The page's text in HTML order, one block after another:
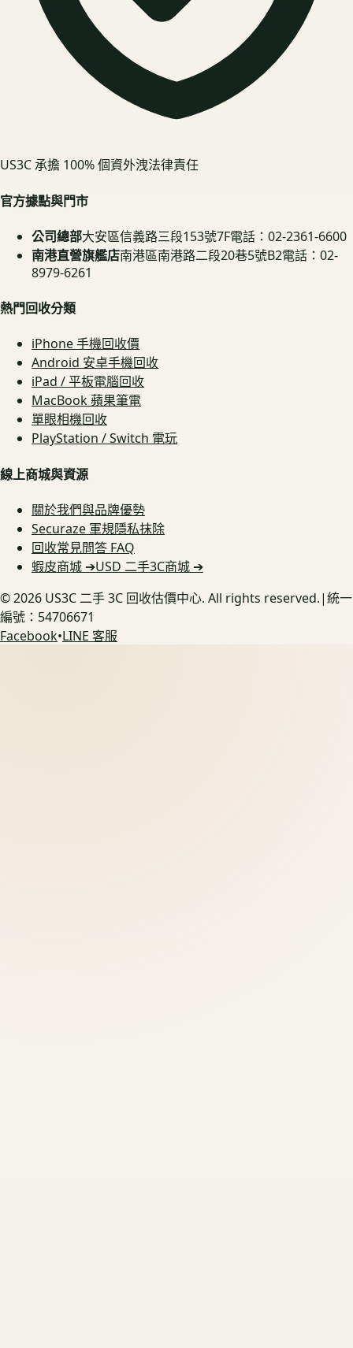
US3C 承擔 100% 個資外洩法律責任
官方據點與門市
公司總部大安區信義路三段153號7F電話：02-2361-6600
南港直營旗艦店南港區南港路二段20巷5號B2電話：02-
8979-6261
熱門回收分類
iPhone 手機回收價
Android 安卓手機回收
iPad / 平板電腦回收
MacBook 蘋果筆電
單眼相機回收
PlayStation / Switch 電玩
線上商城與資源
關於我們與品牌優勢
Securaze 軍規隱私抹除
回收常見問答 FAQ
蝦皮商城 ➔USD 二手3C商城 ➔
©2026 US3C 二手 3C 回收估價中心. All rights reserved.|統一
編號：54706671
Facebook•LINE 客服